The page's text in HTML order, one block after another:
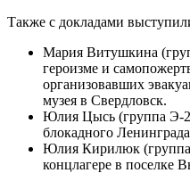
Также с докладами
Мария Витушкина
героизме и
организовавших
музея в Свердловск.
Юлия Цысь (группа Э-
блокадного
Юлия Кирилюк (группа
концлагере в поселке